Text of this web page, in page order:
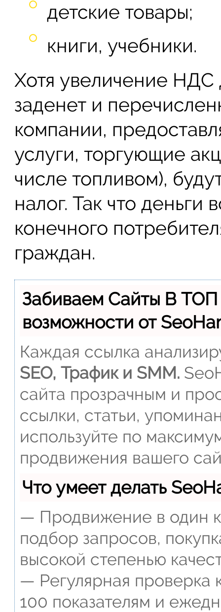
детские товары;
книги, учебники.
Хотя увеличение НДС
заденет и
компании,
услуги, торгующие
числе топливом),
налог. Так что деньги
конечного
граждан.
Забиваем Сайты В
возможности от
Каждая ссылка
SEO, Трафик и SMM.
сайта прозрачным и
ссылки, статьи,
используйте по
продвижения вашего
Что умеет делать
— Продвижение в один
подбор запросов,
высокой степенью
— Регулярная проверка
100 показателям и